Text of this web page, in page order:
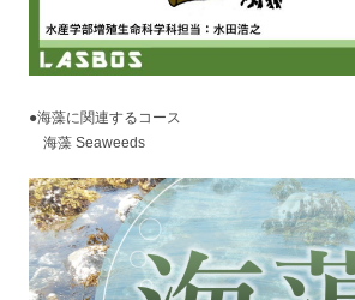
●海藻に関連するコース
海藻 Seaweeds